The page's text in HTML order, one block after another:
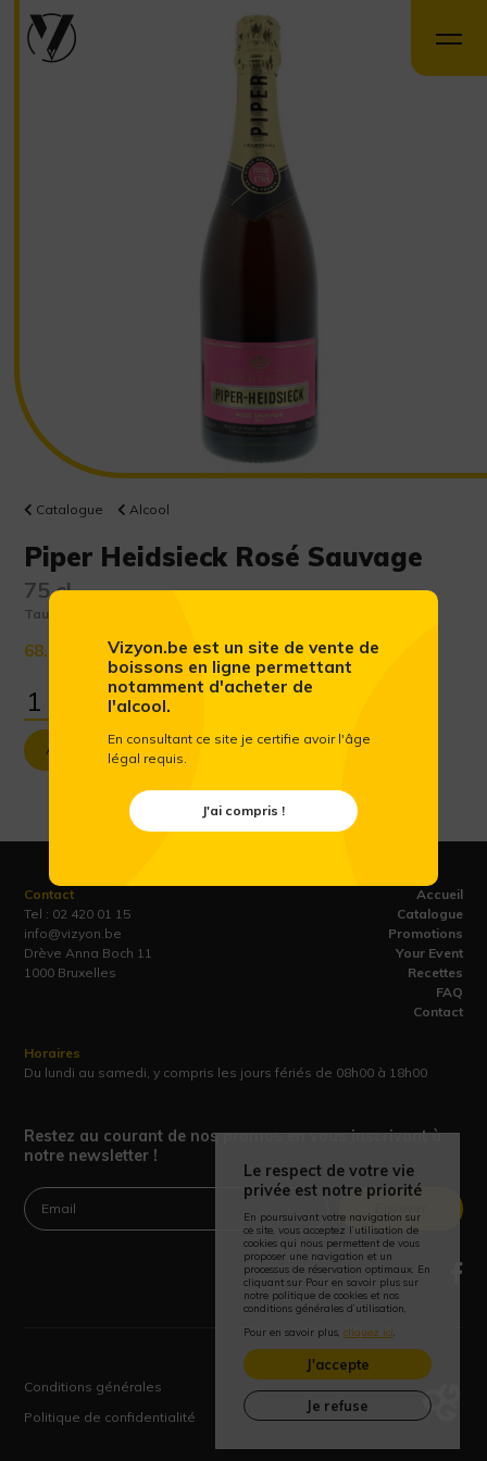
Catalogue Alcool
Piper Heidsieck Rosé Sauvage
75 cl
Taux d'alcool :
68.29 € (Prix public conseillé htva)
Ajouter au panier
Accueil
Catalogue
Promotions
Your Event
Recettes
FAQ
Contact
Contact
Tel : 02 420 01 15
info@vizyon.be
Drève Anna Boch 11
1000 Bruxelles
Horaires
Du lundi au samedi, y compris les jours fériés de 08h00 à 18h00
Restez au courant de nos promos en vous inscrivant à
notre newsletter !
Conditions générales
Politique de confidentialité
Le respect de votre vie
privée est notre priorité
En poursuivant votre navigation sur
ce site, vous acceptez l’utilisation de
cookies qui nous permettent de vous
proposer une navigation et un
processus de réservation optimaux. En
cliquant sur Pour en savoir plus sur
notre politique de cookies et nos
conditions générales d’utilisation,
Pour en savoir plus, cliquez ici
J'accepte
Je refuse
Vizyon.be est un site de vente de
boissons en ligne permettant
notamment d'acheter de
l'alcool.
En consultant ce site je certifie avoir l'âge
légal requis.
J'ai compris !